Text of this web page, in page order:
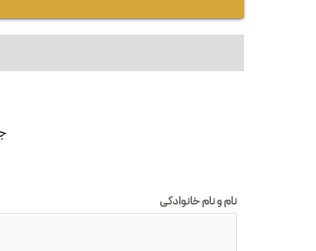
نام و نام خانوادگی